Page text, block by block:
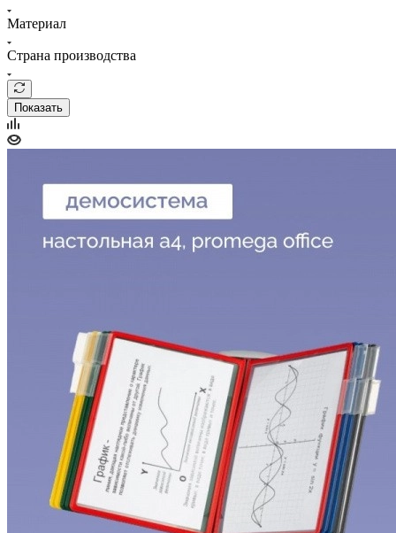
Материал
Страна производства
Показать